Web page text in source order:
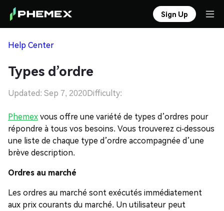
Sign Up
Help Center
Types d’ordre
Updated: Sep 7, 2020Difficulty:
Phemex vous offre une variété de types d’ordres pour
répondre à tous vos besoins. Vous trouverez ci-dessous
une liste de chaque type d’ordre accompagnée d’une
brève description.
Ordres au marché
Les ordres au marché sont exécutés immédiatement
aux prix courants du marché. Un utilisateur peut